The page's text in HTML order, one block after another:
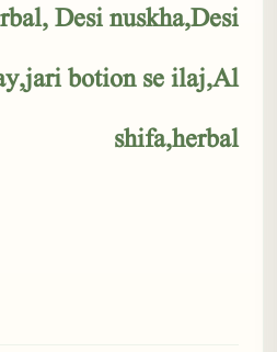
Desi nuskha,Desi
botion se ilaj,Al
shifa,herbal